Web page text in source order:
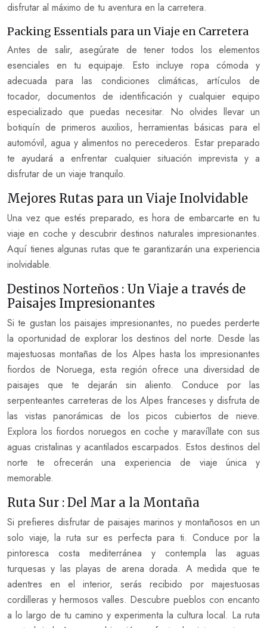
disfrutar al máximo de tu aventura en la carretera.
Packing Essentials para un Viaje en Carretera
Antes de salir, asegúrate de tener todos los elementos
esenciales en tu equipaje. Esto incluye ropa cómoda y
adecuada para las condiciones climáticas, artículos de
tocador, documentos de identificación y cualquier equipo
especializado que puedas necesitar. No olvides llevar un
botiquín de primeros auxilios, herramientas básicas para el
automóvil, agua y alimentos no perecederos. Estar preparado
te ayudará a enfrentar cualquier situación imprevista y a
disfrutar de un viaje tranquilo.
Mejores Rutas para un Viaje Inolvidable
Una vez que estés preparado, es hora de embarcarte en tu
viaje en coche y descubrir destinos naturales impresionantes.
Aquí tienes algunas rutas que te garantizarán una experiencia
inolvidable.
Destinos Norteños : Un Viaje a través de
Paisajes Impresionantes
Si te gustan los paisajes impresionantes, no puedes perderte
la oportunidad de explorar los destinos del norte. Desde las
majestuosas montañas de los Alpes hasta los impresionantes
fiordos de Noruega, esta región ofrece una diversidad de
paisajes que te dejarán sin aliento. Conduce por las
serpenteantes carreteras de los Alpes franceses y disfruta de
las vistas panorámicas de los picos cubiertos de nieve.
Explora los fiordos noruegos en coche y maravíllate con sus
aguas cristalinas y acantilados escarpados. Estos destinos del
norte te ofrecerán una experiencia de viaje única y
memorable.
Ruta Sur : Del Mar a la Montaña
Si prefieres disfrutar de paisajes marinos y montañosos en un
solo viaje, la ruta sur es perfecta para ti. Conduce por la
pintoresca costa mediterránea y contempla las aguas
turquesas y las playas de arena dorada. A medida que te
adentres en el interior, serás recibido por majestuosas
cordilleras y hermosos valles. Descubre pueblos con encanto
a lo largo de tu camino y experimenta la cultura local. La ruta